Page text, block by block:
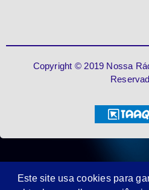
Este site usa cookies para
Copyright © 2019 Nossa